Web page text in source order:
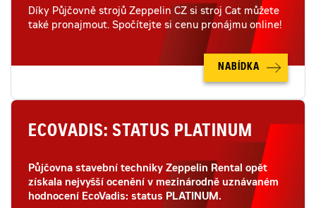
Díky Půjčovně strojů Zeppelin CZ si stroj Cat můžete
také pronajmout. Spočítejte si cenu pronájmu online!
NABÍDKA
ECOVADIS: STATUS PLATINUM
Půjčovna stavební techniky Zeppelin Rental opět
získala nejvyšší ocenění v mezinárodně uznávaném
hodnocení EcoVadis: status PLATINUM.